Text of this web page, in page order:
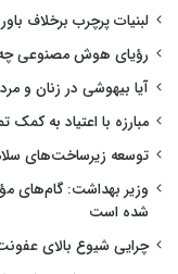
لبنیات پرچرب برخلاف
رؤیای هوش مصنوعی
آیا بیهوشی در زنان و
مبارزه با اعتیاد به
توسعه زیرساخت‌های سلامت فارس با
وزیر بهداشت: گام‌های
شده است
چرایی شیوع بالای